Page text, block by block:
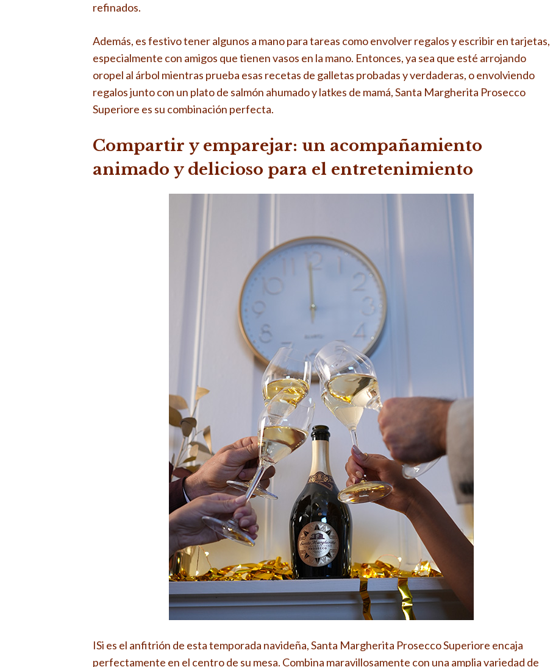
refinados.
Además, es festivo tener algunos a mano para tareas como envolver regalos y escribir en tarjetas,
especialmente con amigos que tienen vasos en la mano. Entonces, ya sea que esté arrojando
oropel al árbol mientras prueba esas recetas de galletas probadas y verdaderas, o envolviendo
regalos junto con un plato de salmón ahumado y latkes de mamá, Santa Margherita Prosecco
Superiore es su combinación perfecta.
Compartir y emparejar: un acompañamiento
animado y delicioso para el entretenimiento
ISi es el anfitrión de esta temporada navideña, Santa Margherita Prosecco Superiore encaja
perfectamente en el centro de su mesa. Combina maravillosamente con una amplia variedad de